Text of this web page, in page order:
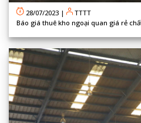
28/07/2023 |
TTTT
Báo giá thuê kho ngoại quan giá rẻ